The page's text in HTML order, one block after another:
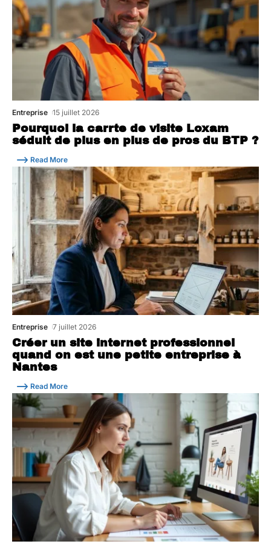
Pourquoi la carrte de visite Loxam
séduit de plus en plus de pros du BTP ?
Entreprise 15 juillet 2026
Read More
Créer un site internet professionnel
quand on est une petite entreprise à
Nantes
Entreprise 7 juillet 2026
Read More